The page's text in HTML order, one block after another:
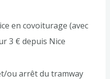
en covoiturage (avec
3 € depuis Nice
ou arrêt du tramway